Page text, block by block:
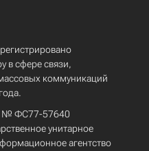
в сфере связи,
коммуникаций
№ ФС77-57640
унитарное
агентство